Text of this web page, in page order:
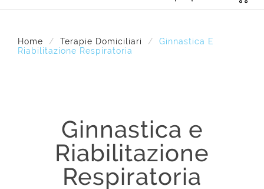
Home Terapie Domiciliari
Ginnastica E
Riabilitazione Respiratoria
Ginnastica e
Riabilitazione
Respiratoria